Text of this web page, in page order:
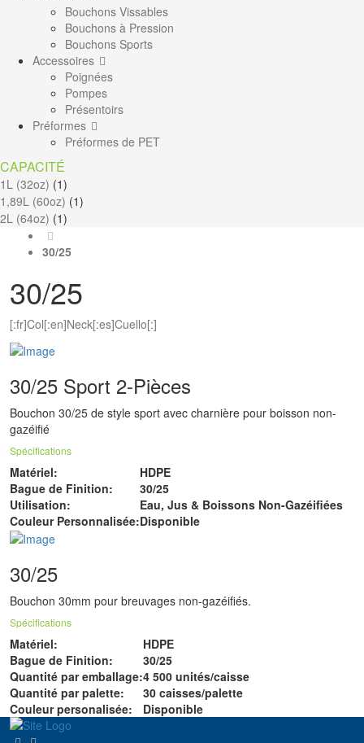
Bouchons Vissables
Bouchons à Pression
Bouchons Sports
Accessoires
Poignées
Pompes
Présentoirs
Préformes
Préformes de PET
CAPACITÉ
1L (32oz) (1)
1,89L (60oz) (1)
2L (64oz) (1)
30/25
30/25
[:fr]Col[:en]Neck[:es]Cuello[:]
30/25 Sport 2-Pièces
Bouchon 30/25 de style sport avec charnière pour boisson non-
gazéifié
Spécifications
Matériel:
HDPE
Bague de Finition:
30/25
Utilisation:
Eau, Jus & Boissons Non-Gazéifiées
Couleur Personnalisée:Disponible
30/25
Bouchon 30mm pour breuvages non-gazéifiés.
Spécifications
Matériel:
HDPE
Bague de Finition:
30/25
Quantité par emballage:4 500 unités/caisse
Quantité par palette:
30 caisses/palette
Couleur personalisée:
Disponible